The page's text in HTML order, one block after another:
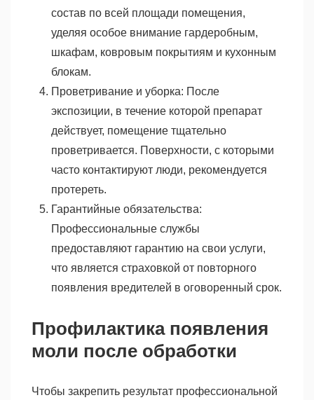
состав по всей площади помещения,
уделяя особое внимание гардеробным,
шкафам, ковровым покрытиям и кухонным
блокам.
Проветривание и уборка: После
экспозиции, в течение которой препарат
действует, помещение тщательно
проветривается. Поверхности, с которыми
часто контактируют люди, рекомендуется
протереть.
Гарантийные обязательства:
Профессиональные службы
предоставляют гарантию на свои услуги,
что является страховкой от повторного
появления вредителей в оговоренный срок.
Профилактика появления
моли после обработки
Чтобы закрепить результат профессиональной